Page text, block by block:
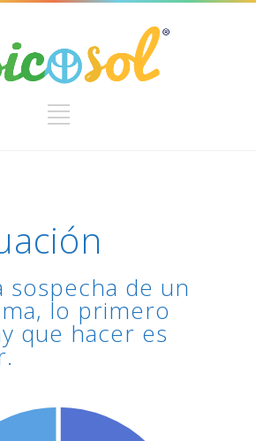
sospecha de un
lo primero
que hacer es